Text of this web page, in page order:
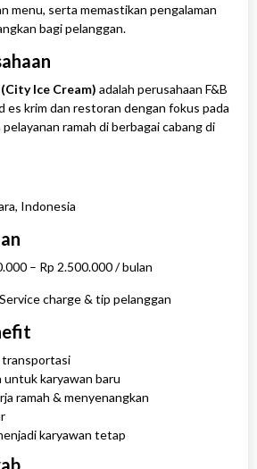
menu, serta memastikan pengalaman
bagi pelanggan.
Ice Cream) adalah perusahaan F&B
es krim dan restoran dengan fokus pada
ramah di berbagai cabang di
, Indonesia
– Rp 2.500.000 / bulan
Service charge & tip pelanggan
transportasi
untuk karyawan baru
ramah & menyenangkan
karyawan tetap